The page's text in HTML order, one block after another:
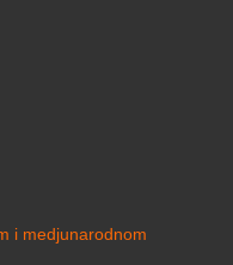
i medjunarodnom